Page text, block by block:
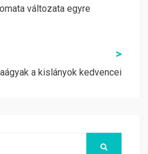
változata egyre
>
a kislányok kedvencei